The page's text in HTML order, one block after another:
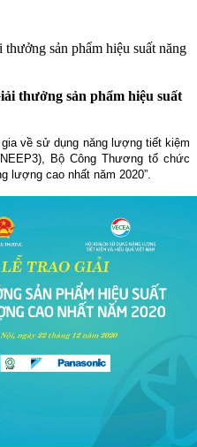
sản phẩm hiệu suất năng
thưởng sản phẩm hiệu suất
về sử dụng năng lượng tiết kiệm
Bộ Công Thương tổ chức
lượng cao nhất năm 2020”.